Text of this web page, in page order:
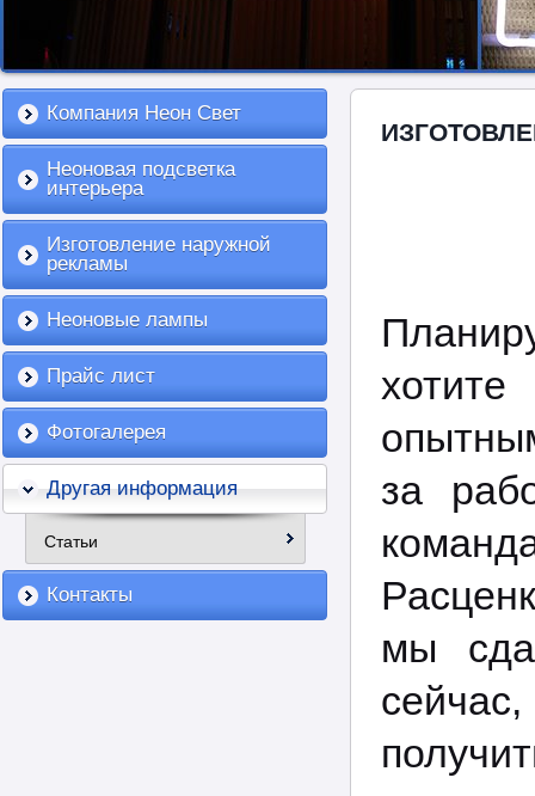
Компания Неон Свет
Неоновая подсветка
интерьера
Изготовление наружной
рекламы
Неоновые лампы
Прайс лист
Фотогалерея
Другая информация
Статьи
Контакты
за
мы